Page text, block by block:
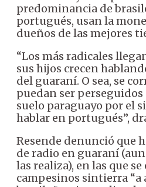
predominancia de
portugués, usan la
dueños de las mejores
“Los más radicales
sus hijos crecen
del guaraní. O sea, se
puedan ser perseguidos
suelo paraguayo por el
hablar en portugués”,
Resende denunció que
de radio en guaraní
las realiza), en las que
campesinos sintierra “a